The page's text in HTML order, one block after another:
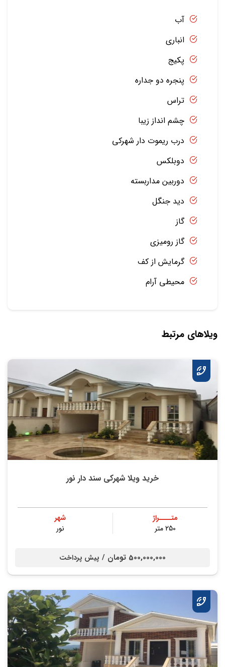
آب
انباری
پکیج
پنجره دو جداره
تراس
چشم انداز زیبا
درب ریموت دار شهرکی
دوبلکس
دوربین مداربسته
دید جنگل
گاز
گاز رومیزی
گرمایش از کف
محیطی آرام
ویلاهای مرتبط
خرید ویلا شهرکی سند دار نور
متــــراژ
250 متر
شهر
نور
500,000,000 تومان / پیش پرداخت